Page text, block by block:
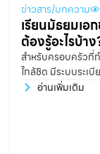
ข่าวสาร/บทความ
เรียนมัธยมเ
ต้องรู้อะไรบ้า
สำหรับครอบครัวที่
ใกล้ชิด มีระบบระเ
อย่างจริงจังทั้งด้าน
อ่านเพิ่มเติม